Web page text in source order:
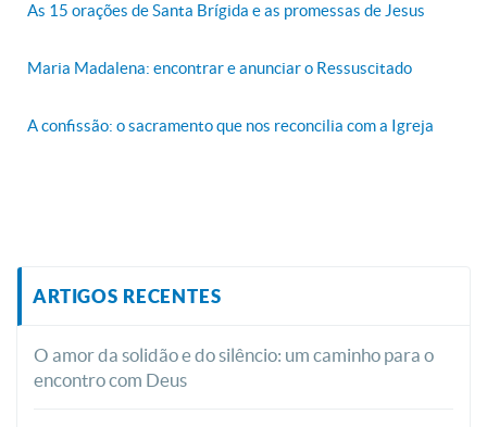
As 15 orações de Santa Brígida e as promessas de Jesus
Maria Madalena: encontrar e anunciar o Ressuscitado
A confissão: o sacramento que nos reconcilia com a Igreja
ARTIGOS RECENTES
O amor da solidão e do silêncio: um caminho para o
encontro com Deus